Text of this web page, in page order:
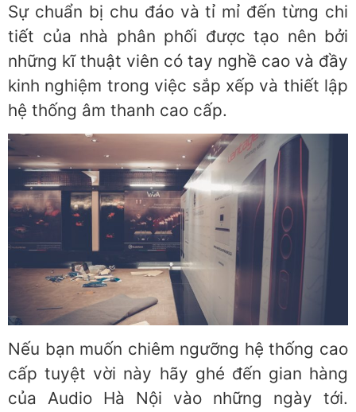
Sự chuẩn bị chu đáo và tỉ mỉ đến từng chi
tiết của nhà phân phối được tạo nên bởi
những kĩ thuật viên có tay nghề cao và đầy
kinh nghiệm trong việc sắp xếp và thiết lập
hệ thống âm thanh cao cấp.
Nếu bạn muốn chiêm ngưỡng hệ thống cao
cấp tuyệt vời này hãy ghé đến gian hàng
của Audio Hà Nội vào những ngày tới.